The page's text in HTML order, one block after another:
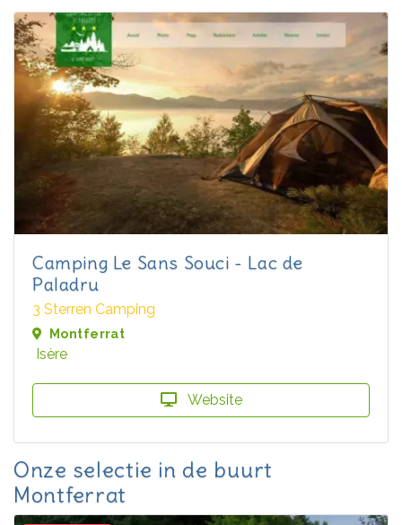
Camping Le Sans Souci - Lac de
Paladru
3 Sterren Camping
Montferrat
Isère
Website
Onze selectie in de buurt
Montferrat